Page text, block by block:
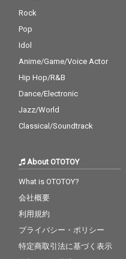
Rock
Pop
Idol
Anime/Game/Voice Actor
Hip Hop/R&B
Dance/Electronic
Jazz/World
Classical/Soundtrack
About OTOTOY
What is OTOTOY?
会社概要
利用規約
プライバシー・ポリシー
特定商取引法に基づく表示